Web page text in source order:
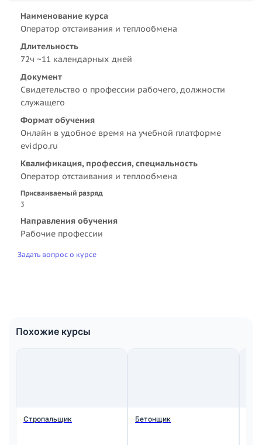
Наименование курса
Оператор отстаивания и теплообмена
Длительность
72ч ~11 календарных дней
Документ
Свидетельство о профессии рабочего, должности
служащего
Формат обучения
Онлайн в удобное время на учебной платформе
evidpo.ru
Квалификация, профессия, специальность
Оператор отстаивания и теплообмена
Присваиваемый разряд
3
Направления обучения
Рабочие профессии
Задать вопрос о курсе
Похожие курсы
Стропальщик Бетонщик